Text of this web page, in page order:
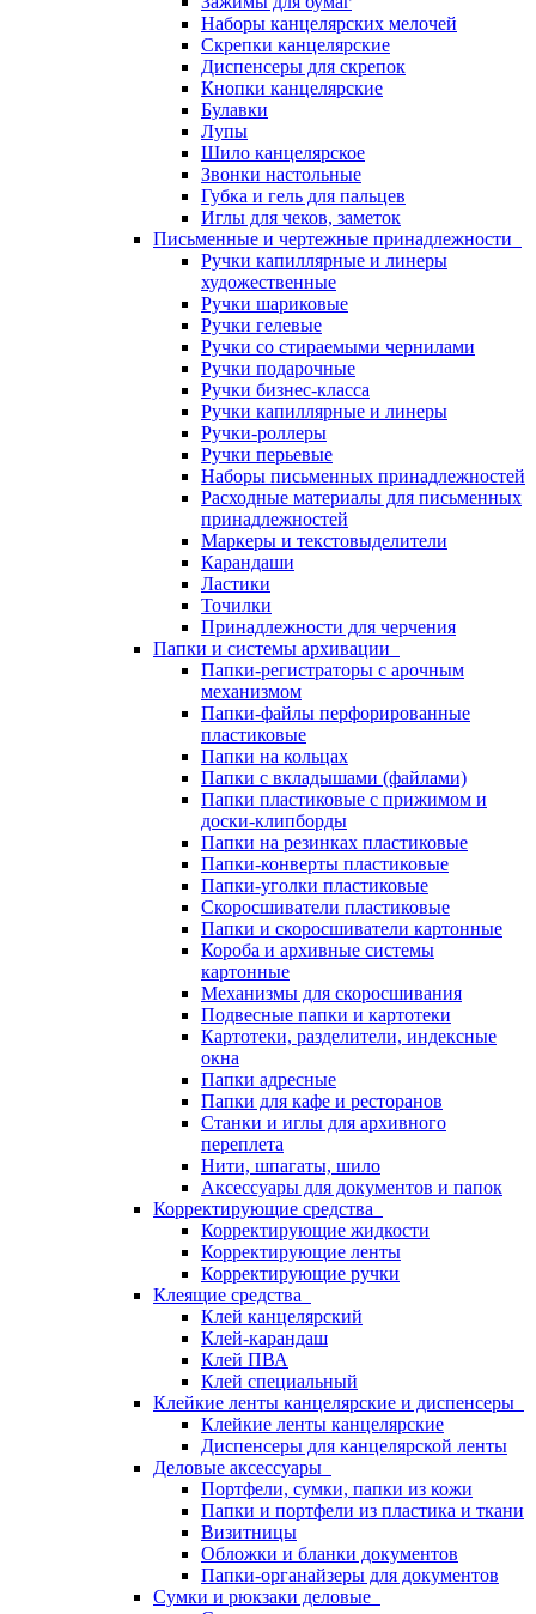
Наборы канцелярских мелочей
Скрепки канцелярские
Диспенсеры для скрепок
Кнопки канцелярские
Булавки
Лупы
Шило канцелярское
Звонки настольные
Губка и гель для пальцев
Иглы для чеков, заметок
Письменные и чертежные принадлежности
Ручки капиллярные и линеры
художественные
Ручки шариковые
Ручки гелевые
Ручки со стираемыми чернилами
Ручки подарочные
Ручки бизнес-класса
Ручки капиллярные и линеры
Ручки-роллеры
Ручки перьевые
Наборы письменных принадлежностей
Расходные материалы для письменных
принадлежностей
Маркеры и текстовыделители
Карандаши
Ластики
Точилки
Принадлежности для черчения
Папки и системы архивации
Папки-регистраторы с арочным
механизмом
Папки-файлы перфорированные
пластиковые
Папки на кольцах
Папки с вкладышами (файлами)
Папки пластиковые с прижимом и
доски-клипборды
Папки на резинках пластиковые
Папки-конверты пластиковые
Папки-уголки пластиковые
Скоросшиватели пластиковые
Папки и скоросшиватели картонные
Короба и архивные системы
картонные
Механизмы для скоросшивания
Подвесные папки и картотеки
Картотеки, разделители, индексные
окна
Папки адресные
Папки для кафе и ресторанов
Станки и иглы для архивного
переплета
Нити, шпагаты, шило
Аксессуары для документов и папок
Корректирующие средства
Корректирующие жидкости
Корректирующие ленты
Корректирующие ручки
Клеящие средства
Клей канцелярский
Клей-карандаш
Клей ПВА
Клей специальный
Клейкие ленты канцелярские и диспенсеры
Клейкие ленты канцелярские
Диспенсеры для канцелярской ленты
Деловые аксессуары
Портфели, сумки, папки из кожи
Папки и портфели из пластика и ткани
Визитницы
Обложки и бланки документов
Папки-органайзеры для документов
Сумки и рюкзаки деловые